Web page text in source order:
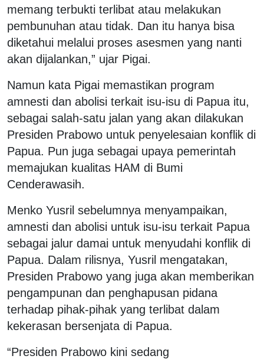
memang terbukti terlibat atau melakukan
pembunuhan atau tidak. Dan itu hanya bisa
diketahui melalui proses asesmen yang nanti
akan dijalankan,” ujar Pigai.
Namun kata Pigai memastikan program
amnesti dan abolisi terkait isu-isu di Papua itu,
sebagai salah-satu jalan yang akan dilakukan
Presiden Prabowo untuk penyelesaian konflik di
Papua. Pun juga sebagai upaya pemerintah
memajukan kualitas HAM di Bumi
Cenderawasih.
Menko Yusril sebelumnya menyampaikan,
amnesti dan abolisi untuk isu-isu terkait Papua
sebagai jalur damai untuk menyudahi konflik di
Papua. Dalam rilisnya, Yusril mengatakan,
Presiden Prabowo yang juga akan memberikan
pengampunan dan penghapusan pidana
terhadap pihak-pihak yang terlibat dalam
kekerasan bersenjata di Papua.
“Presiden Prabowo kini sedang